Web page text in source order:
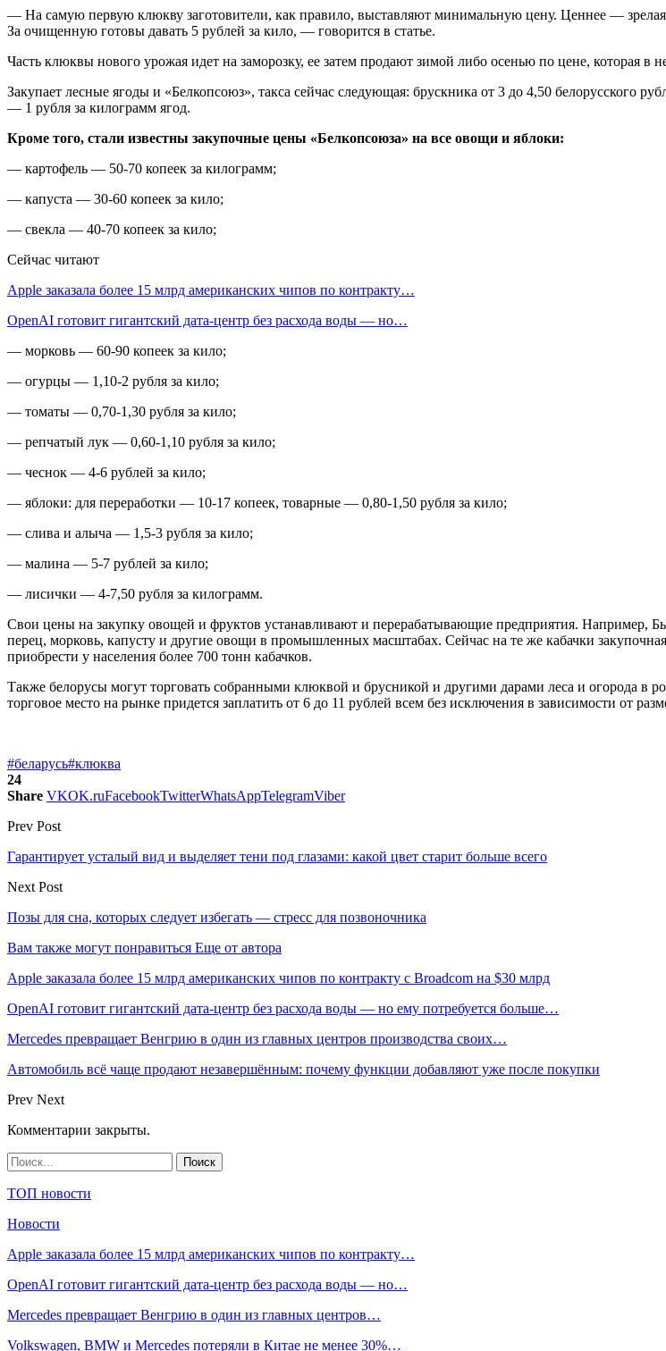
— На самую первую клюкву заготовители, как правило, выставляют минимальную цену. Ценнее —
За очищенную готовы давать 5 рублей за кило, — говорится в статье.
Часть клюквы нового урожая идет на заморозку, ее затем продают зимой либо осенью по цене, которая в
Закупает лесные ягоды и «Белкопсоюз», такса сейчас следующая: брускника от 3 до 4,50 белорусского
— 1 рубля за килограмм ягод.
Кроме того, стали известны закупочные цены «Белкопсоюза» на все овощи и яблоки:
— картофель — 50-70 копеек за килограмм;
— капуста — 30-60 копеек за кило;
— свекла — 40-70 копеек за кило;
Сейчас читают
Apple заказала более 15 млрд американских чипов по контракту…
OpenAI готовит гигантский дата-центр без расхода воды — но…
— морковь — 60-90 копеек за кило;
— огурцы — 1,10-2 рубля за кило;
— томаты — 0,70-1,30 рубля за кило;
— репчатый лук — 0,60-1,10 рубля за кило;
— чеснок — 4-6 рублей за кило;
— яблоки: для переработки — 10-17 копеек, товарные — 0,80-1,50 рубля за кило;
— слива и алыча — 1,5-3 рубля за кило;
— малина — 5-7 рублей за кило;
— лисички — 4-7,50 рубля за килограмм.
Свои цены на закупку овощей и фруктов устанавливают и перерабатывающие предприятия. Например,
перец, морковь, капусту и другие овощи в промышленных масштабах. Сейчас на те же кабачки
приобрести у населения более 700 тонн кабачков.
Также белорусы могут торговать собранными клюквой и брусникой и другими дарами леса и огорода в
торговое место на рынке придется заплатить от 6 до 11 рублей всем без исключения в зависимости от
#беларусь#клюква
24
Share VKOK.ruFacebookTwitterWhatsAppTelegramViber
Prev Post
Гарантирует усталый вид и выделяет тени под глазами: какой цвет старит больше всего
Next Post
Позы для сна, которых следует избегать — стресс для позвоночника
Вам также могут понравиться Еще от автора
Apple заказала более 15 млрд американских чипов по контракту с Broadcom на $30 млрд
OpenAI готовит гигантский дата-центр без расхода воды — но ему потребуется больше…
Mercedes превращает Венгрию в один из главных центров производства своих…
Автомобиль всё чаще продают незавершённым: почему функции добавляют уже после покупки
Prev Next
Комментарии закрыты.
ТОП новости
Новости
Apple заказала более 15 млрд американских чипов по контракту…
OpenAI готовит гигантский дата-центр без расхода воды — но…
Mercedes превращает Венгрию в один из главных центров…
Volkswagen, BMW и Mercedes потеряли в Китае не менее 30%…